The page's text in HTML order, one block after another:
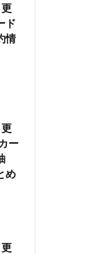
ド
情
ー
め